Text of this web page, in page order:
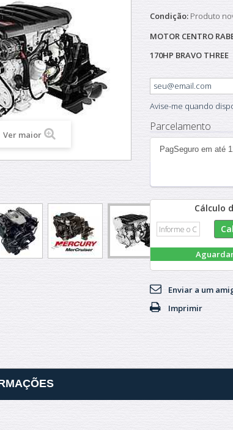
Ver maior
Condição: Produto
MOTOR CENTRO
170HP BRAVO THREE
Avise-me quando
Parcelamento
PagSeguro em até
Cálculo
Enviar a um
Imprimir